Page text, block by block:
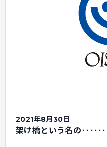
2021年8月30日
架け橋という名の‥‥‥